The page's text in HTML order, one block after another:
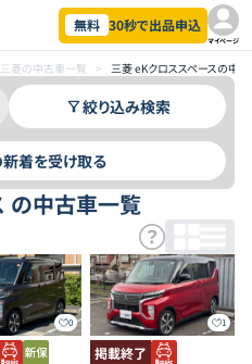
無料 30秒で出品申込
マイページ
三菱の中古車一覧 > 三菱 eKクロススペースの中
絞り込み検索
着を受け取る
の中古車一覧
0 1
掲載終了